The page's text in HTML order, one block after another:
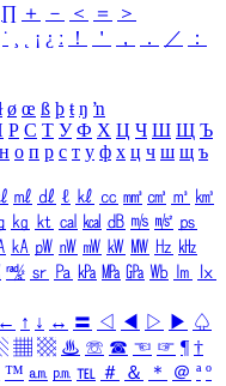
∏ ＋ － ＜ ＝
＞
˙ ¸ ¡ ¿ ː ！ ＇ ， ． ／
：
ø œ ß þ ŧ ŋ ŉ
Р С Т У Ф Х Ц Ч Ш Щ Ъ
н о п р с т у ф х ц ч ш щ ъ
㎖ ㎗ ℓ ㎘ ㏄ ㎣ ㎤ ㎥ ㎦
㎏ ㏏ ㎈ ㎉ ㏈ ㎧ ㎨ ㎰
㎄ ㎺ ㎻ ㎽ ㎾ ㎿ ㎐ ㎑
㎯ ㏛ ㎩ ㎪ ㎫ ㎬ ㏝ ㏐
㏓
← ↑ ↓ ↔ 〓 ◁ ◀ ▷ ▶ ♤
▦ ▩ ♨ ☏ ☎ ☜ ☞ ¶ †
™ ㏂ ㏘ ℡ ＃ ＆ ＊ ＠ ª º